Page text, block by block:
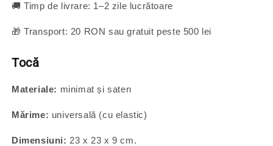
🚚 Timp de livrare: 1–2 zile lucrătoare
🎁 Transport: 20 RON sau gratuit peste 500 lei
Tocă
Materiale: minimat și saten
Mărime: universală (cu elastic)
Dimensiuni: 23 x 23 x 9 cm.